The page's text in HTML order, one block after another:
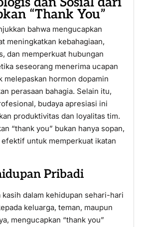
“Thank You”
bahwa mengucapkan
meningkatkan kebahagiaan,
dan memperkuat hubungan
seseorang menerima ucapan
melepaskan hormon dopamin
perasaan bahagia. Selain itu,
budaya apresiasi ini
produktivitas dan loyalitas tim.
“thank you” bukan hanya sopan,
untuk memperkuat ikatan
Pribadi
kasih dalam kehidupan sehari-hari
keluarga, teman, maupun
mengucapkan “thank you”